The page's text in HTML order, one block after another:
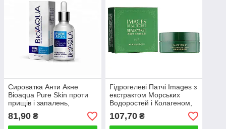
Сироватка Анти Акне
Bioaqua Pure Skin проти
прищів і запалень,
антибактеріального
впливу, 30ml
81,90 ₴
Гідрогелеві Патчі Images з
екстрактом Морських
Водоростей і Колагеном,
вітамінний догляд, 60шт
107,70₴